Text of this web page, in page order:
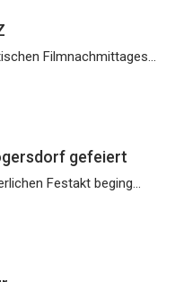
Filmnachmittages...
gefeiert
Festakt beging...